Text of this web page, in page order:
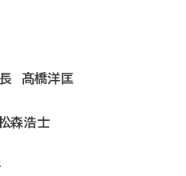
長 髙橋洋匡
森浩士